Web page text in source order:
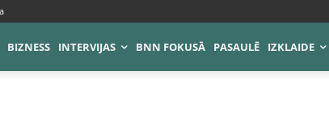
BIZNESS INTERVIJAS BNN FOKUSĀ PASAULĒ IZKLAIDE